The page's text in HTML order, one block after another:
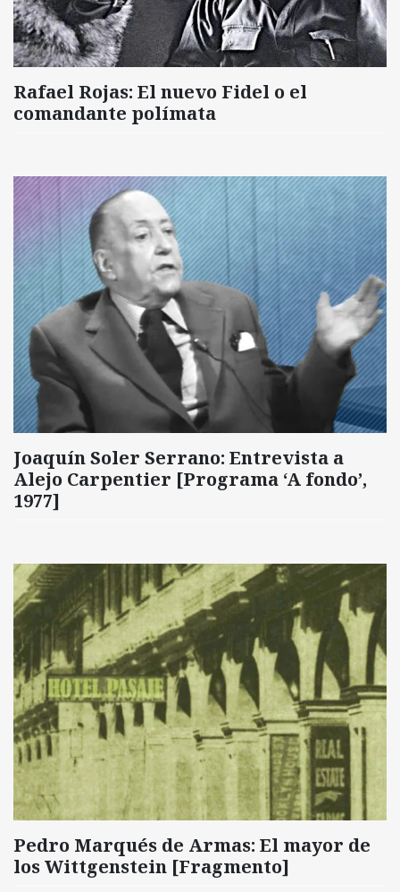
Rafael Rojas: El nuevo Fidel o el
comandante polímata
Joaquín Soler Serrano: Entrevista a
Alejo Carpentier [Programa ‘A fondo’,
1977]
Pedro Marqués de Armas: El mayor de
los Wittgenstein [Fragmento]